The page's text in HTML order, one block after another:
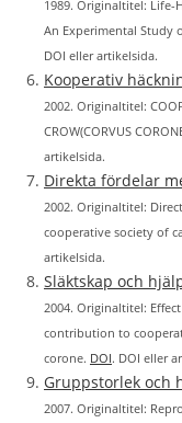
1989. Originaltitel: Life-
An Experimental Study
DOI eller artikelsida.
Kooperativ
2002. Originaltitel:
CROW(CORVUS
artikelsida.
Direkta fördelar
2002. Originaltitel:
cooperative society of
artikelsida.
Släktskap och
2004. Originaltitel:
contribution to
corone. DOI. DOI eller
Gruppstorlek och
2007. Originaltitel: